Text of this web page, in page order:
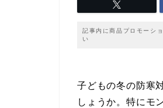
記事内に商品プロモーシ
い
子どもの冬の防寒
しょうか。特にモ